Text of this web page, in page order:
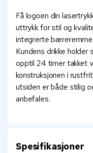
Få logoen din
uttrykk for stil og
integrerte
Kundens drikke holder
opptil 24 timer takket
konstruksjonen i
utsiden er både stilig
anbefales.
Spesifikasjoner